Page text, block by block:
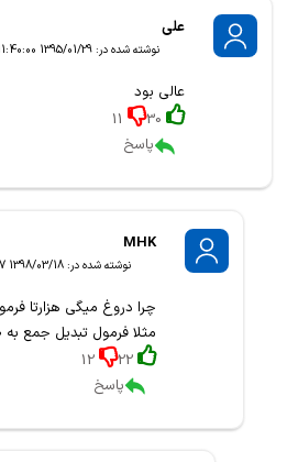
علی
نوشته شده در: 1395/01/29 11:40:00 ب.ظ
عالی بود
30
11
پاسخ
MHK
نوشته شده در: 1398/03/18 01:15:47 ق.ظ
چرا دروغ میگی هزارتا
مثلا فرمول تبدیل جمع
22
12
پاسخ